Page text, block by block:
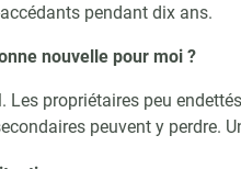
pendant dix ans.
nouvelle pour moi ?
Les propriétaires peu
peuvent y perdre.